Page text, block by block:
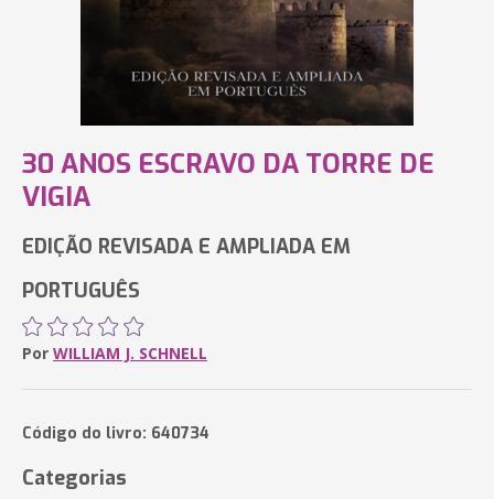
30 ANOS ESCRAVO DA TORRE DE
VIGIA
EDIÇÃO REVISADA E AMPLIADA EM
PORTUGUÊS
Por WILLIAM J. SCHNELL
Código do livro: 640734
Categorias